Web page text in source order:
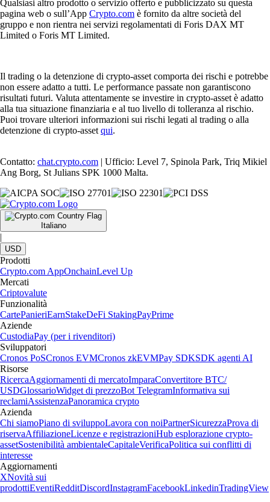
Qualsiasi altro prodotto o servizio offerto e pubblicizzato su questa
pagina web o sull’App Crypto.com è fornito da altre società del
gruppo e non rientra nei servizi regolamentati di Foris DAX MT
Limited o Foris MT Limited.
Il trading o la detenzione di crypto-asset comporta dei rischi e potrebbe
non essere adatto a tutti. Le performance passate non garantiscono
risultati futuri. Valuta attentamente se investire in crypto-asset è adatto
alla tua situazione finanziaria e al tuo livello di tolleranza al rischio.
Puoi trovare ulteriori informazioni sui rischi legati al trading o alla
detenzione di crypto-asset qui.
Contatto: chat.crypto.com | Ufficio: Level 7, Spinola Park, Triq Mikiel
Ang Borg, St Julians SPK 1000 Malta.
Italiano
|
USD
Prodotti
Crypto.com AppOnchainLevel Up
Mercati
Criptovalute
Funzionalità
CartePanieriEarnStakeDeFi StakingPayPrime
Aziende
CustodiaPay (per i rivenditori)
Sviluppatori
Cronos PoSCronos EVMCronos zkEVMPay SDKSDK agenti AI
Risorse
RicercaAggiornamenti di mercatoImparaConvertitore BTC/
USDGlossarioWidget di prezzoBot TelegramInformativa sui
reclamiAssistenzaPanoramica crypto
Azienda
Chi siamoPiano di sviluppoLavora con noiPartnerSicurezzaProva di
riservaAffiliazioneLicenze e registrazioniHub esplorazione crypto-
assetSostenibilità ambientaleCapitaleVerificaPolitica sui conflitti di
interesse
Aggiornamenti
XNovità sui
prodottiEventiRedditDiscordInstagramFacebookLinkedinTradingView